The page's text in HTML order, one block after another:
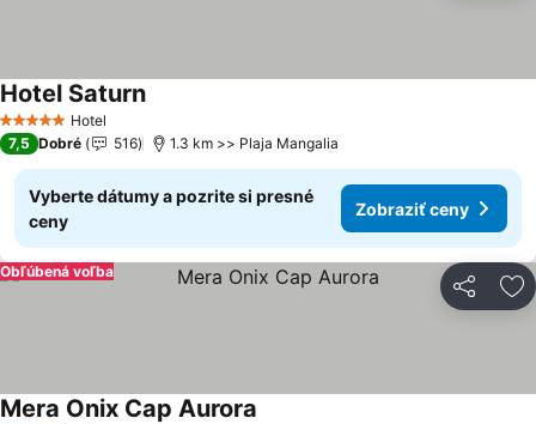
5 Počet hviezdičiek
Hotel
Hotel SaturnZobraziť ceny
7,5 Dobré 516 1.3 km >> Plaja Mangalia
Vyberte dátumy a pozrite si presné
ceny
Zobraziť ceny
Zdieľať
Obľúbená voľba
Mera Onix Cap Aurora